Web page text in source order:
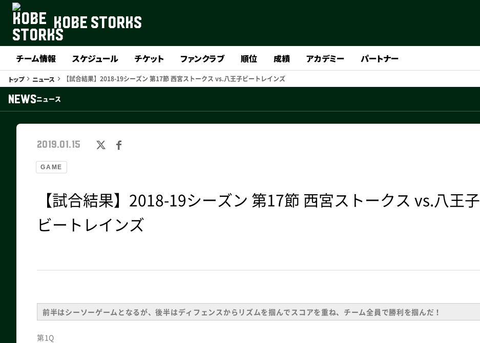
KOBE STORKS
チーム情報 スケジュール チケット ファンクラブ 順位 成績 アカデミー パートナー
トップkeyboard_arrow_right ニュース keyboard_arrow_right 【試合結果】2018-19シーズン 第17節 西宮ストークス vs.八王子ビートレインズ
NEWSニュース
GAME
2019.01.15
【試合結果】2018-19シーズン 第17節 西宮ストークス vs.八王子
ビートレインズ
前半はシーソーゲームとなるが、後半はディフェンスからリズムを掴んでスコアを重ね、チーム全員で勝利を掴んだ！
第1Q